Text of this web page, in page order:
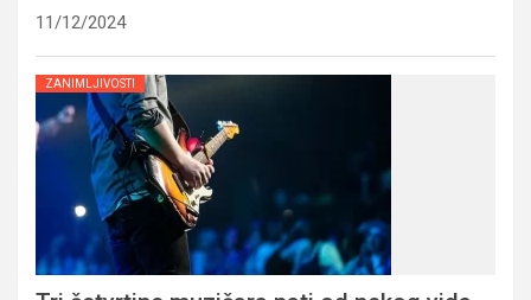
11/12/2024
ZANIMLJIVOSTI